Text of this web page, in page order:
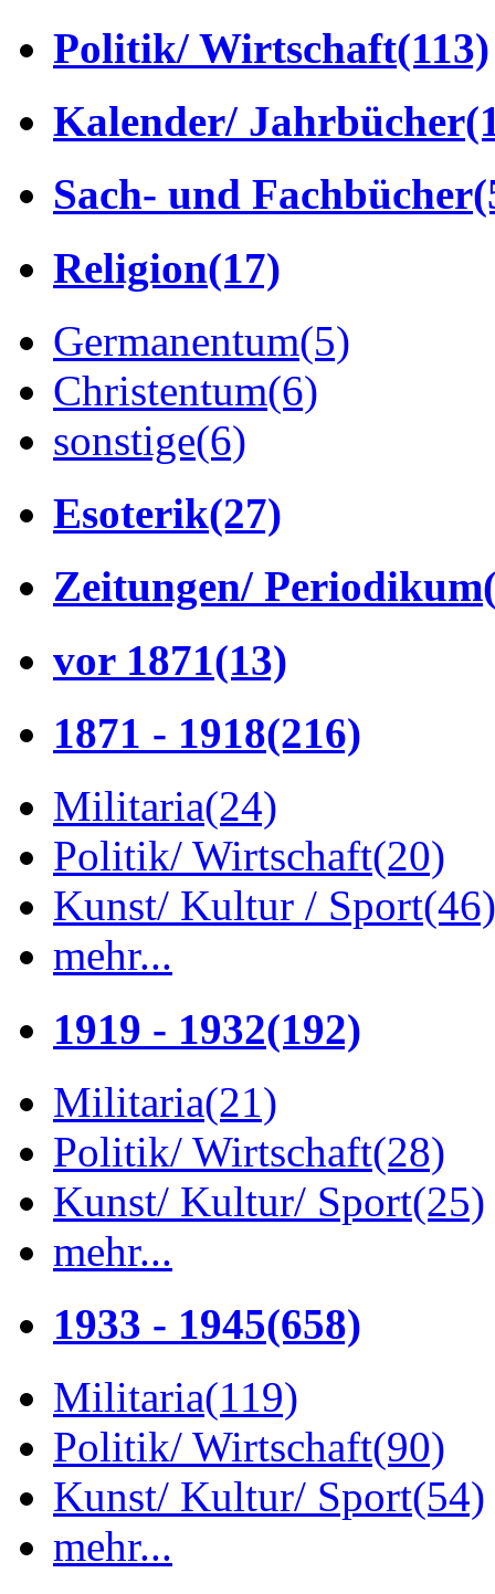
Politik/ Wirtschaft(113)
Kalender/ Jahrbücher
Sach- und Fachbücher
Religion(17)
Germanentum(5)
Christentum(6)
sonstige(6)
Esoterik(27)
Zeitungen/ Periodikum
vor 1871(13)
1871 - 1918(216)
Militaria(24)
Politik/ Wirtschaft(20)
Kunst/ Kultur / Sport(46)
mehr...
1919 - 1932(192)
Militaria(21)
Politik/ Wirtschaft(28)
Kunst/ Kultur/ Sport(25)
mehr...
1933 - 1945(658)
Militaria(119)
Politik/ Wirtschaft(90)
Kunst/ Kultur/ Sport(54)
mehr...